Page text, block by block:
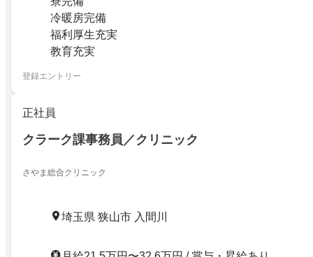
冷暖房完備
福利厚生充実
教育充実
登録エントリー
正社員
クラーク課事務員／クリニック
さやま総合クリニック
埼玉県 狭山市 入間川